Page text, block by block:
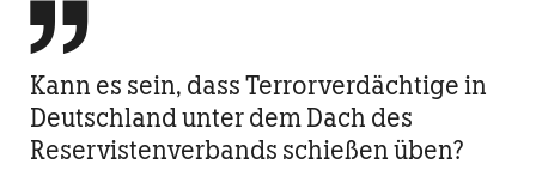

Kann es sein, dass Terrorverdächtige in
Deutschland unter dem Dach des
Reservistenverbands ­schießen üben?